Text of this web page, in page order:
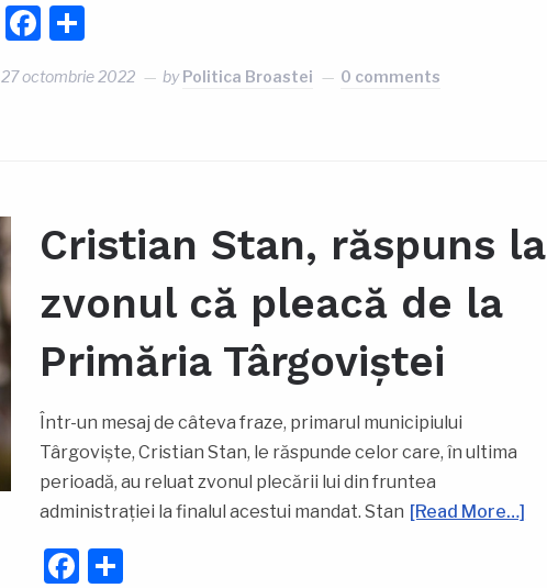
Facebook
27 octombrie 2022 byPolitica Broastei 0 comments
Cristian Stan, răspuns la
zvonul că pleacă de la
Primăria Târgoviștei
Într-un mesaj de câteva fraze, primarul municipiului
Târgoviște, Cristian Stan, le răspunde celor care, în ultima
perioadă, au reluat zvonul plecării lui din fruntea
administrației la finalul acestui mandat. Stan [Read More…]
Facebook